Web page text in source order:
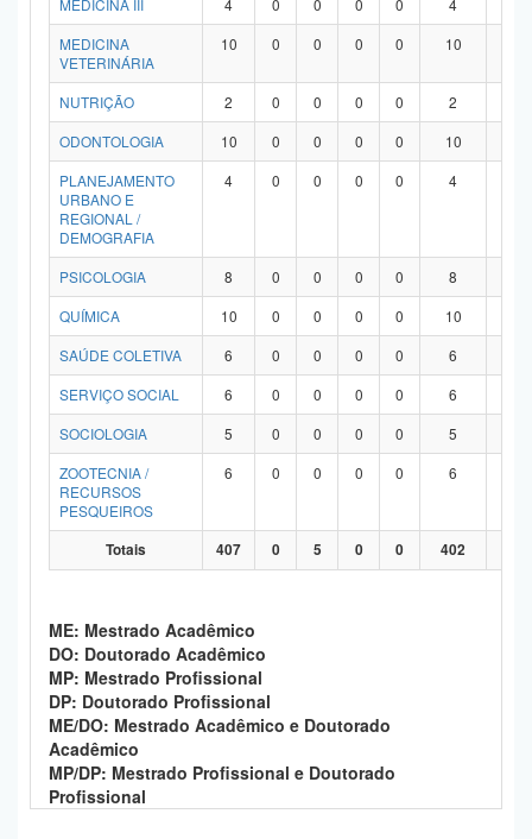
MEDICINA III
4 0 0 0 0 4
MEDICINA
VETERINÁRIA
10 0 0 0 0 10
NUTRIÇÃO 2 0 0 0 0 2
ODONTOLOGIA
10 0 0 0 0 10
PLANEJAMENTO
URBANO E
REGIONAL /
DEMOGRAFIA
4 0 0 0 0 4
PSICOLOGIA 8 0 0 0 0 8
QUÍMICA
10 0 0 0 0 10
SAÚDE COLETIVA
6 0 0 0 0 6
SERVIÇO SOCIAL
6 0 0 0 0 6
SOCIOLOGIA
5 0 0 0 0 5
ZOOTECNIA /
RECURSOS
PESQUEIROS
6 0 0 0 0 6
Totais 407 0 5 0 0 402
ME: Mestrado Acadêmico
DO: Doutorado Acadêmico
MP: Mestrado Profissional
DP: Doutorado Profissional
ME/DO: Mestrado Acadêmico e Doutorado
Acadêmico
MP/DP: Mestrado Profissional e Doutorado
Profissional